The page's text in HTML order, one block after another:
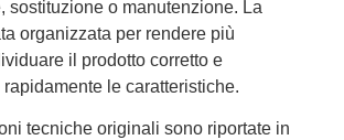
sostituzione o manutenzione. La
organizzata per rendere più
il prodotto corretto e
le caratteristiche.
tecniche originali sono riportate in